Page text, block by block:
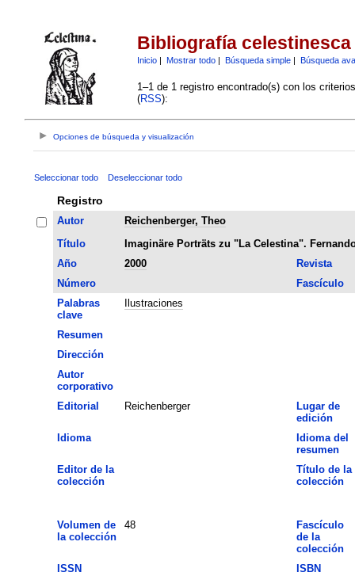
Bibliografía celestinesca
Inicio| Mostrar todo| Búsqueda simple| Búsqueda
1–1 de 1 registro encontrado(s) con los
(RSS):
Opciones de búsqueda y visualización
Seleccionar todo Deseleccionar todo
Registro
Autor
Reichenberger, Theo
Título
Imaginäre Porträts zu "La Celestina".
Año
2000
Revista
Número
Fascículo
Palabras
clave
Ilustraciones
Resumen
Dirección
Autor
corporativo
Editorial
Reichenberger
Lugar de
edición
Idioma
Idioma del
resumen
Editor de la
colección
Título de la
colección
Volumen de
la colección
48
Fascículo
de la
colección
ISSN
ISBN